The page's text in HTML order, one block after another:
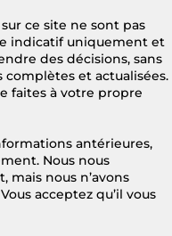
ce site ne sont pas
indicatif uniquement et
des décisions, sans
complètes et actualisées.
faites à votre propre
antérieures,
Nous nous
nous n’avons
acceptez qu’il vous